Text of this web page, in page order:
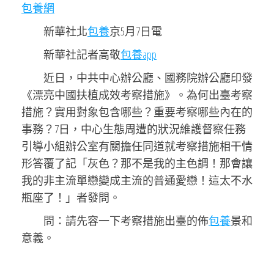
包養網
新華社北包養京5月7日電
新華社記者高敬包養app
近日，中共中心辦公廳、國務院辦公廳印發
《漂亮中國扶植成效考察措施》。為何出臺考察
措施？實用對象包含哪些？重要考察哪些內在的
事務？7日，中心生態周遭的狀況維護督察任務
引導小組辦公室有關擔任同道就考察措施相干情
形答覆了記「灰色？那不是我的主色調！那會讓
我的非主流單戀變成主流的普通愛戀！這太不水
瓶座了！」者發問。
問：請先容一下考察措施出臺的佈包養景和
意義。